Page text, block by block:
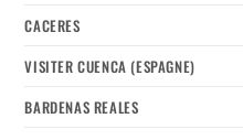
CACERES
VISITER CUENCA (ESPAGNE)
BARDENAS REALES